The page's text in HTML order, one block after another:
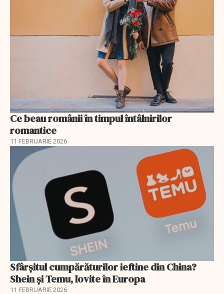
Ce beau românii în timpul întâlnirilor
romantice
11 FEBRUARIE 2026
Sfârșitul cumpărăturilor ieftine din China?
Shein și Temu, lovite în Europa
11 FEBRUARIE 2026